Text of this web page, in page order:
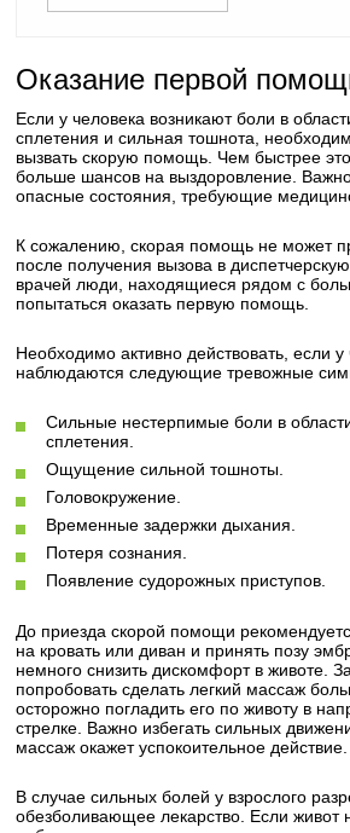
Оказание первой
Если у человека возникают боли в
сплетения и сильная тошнота,
вызвать скорую помощь. Чем быстрее
больше шансов на выздоровление.
опасные состояния, требующие
К сожалению, скорая помощь не может
после получения вызова в
врачей люди, находящиеся рядом с
попытаться оказать первую помощь.
Необходимо активно действовать, если у
наблюдаются следующие тревожные
Сильные нестерпимые боли в
сплетения.
Ощущение сильной тошноты.
Головокружение.
Временные задержки дыхания.
Потеря сознания.
Появление судорожных приступов.
До приезда скорой помощи
на кровать или диван и принять позу
немного снизить дискомфорт в животе.
попробовать сделать легкий массаж
осторожно погладить его по животу в
стрелке. Важно избегать сильных
массаж окажет успокоительное действие.
В случае сильных болей у взрослого
обезболивающее лекарство. Если живот